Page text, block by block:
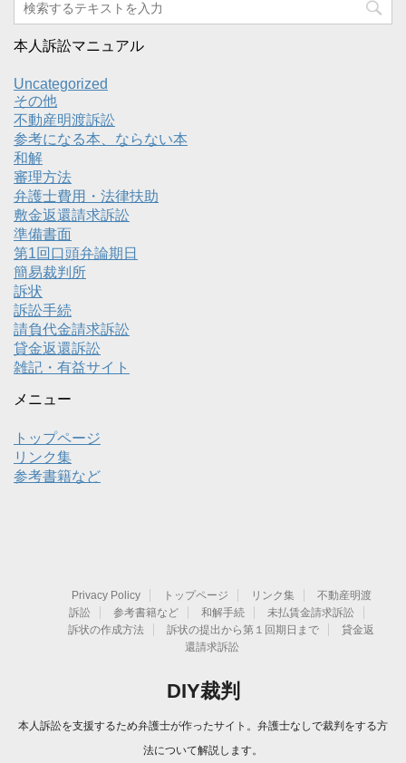
本人訴訟マニュアル
Uncategorized
その他
不動産明渡訴訟
参考になる本、ならない本
和解
審理方法
弁護士費用・法律扶助
敷金返還請求訴訟
準備書面
第1回口頭弁論期日
簡易裁判所
訴状
訴訟手続
請負代金請求訴訟
貸金返還訴訟
雑記・有益サイト
メニュー
トップページ
リンク集
参考書籍など
Privacy Policy トップページ リンク集
不動産明渡
訴訟
参考書籍など 和解手続
未払賃金請求訴訟
訴状の作成方法
訴状の提出から第１回期日まで
貸金返
還請求訴訟
DIY裁判
本人訴訟を支援するため弁護士が作ったサイト。弁護士なしで裁判をする方
法について解説します。